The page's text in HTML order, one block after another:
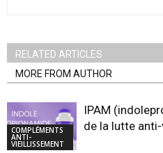
RELATED ARTICLES
MORE FROM AUTHOR
COMPLÉMENTS
ANTI-
VIEILLISSEMENT
IPAM
de la lutte